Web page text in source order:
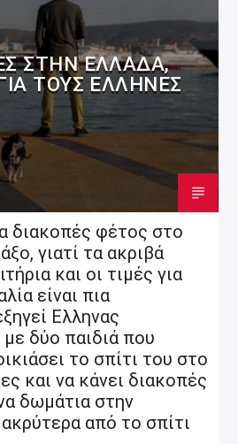
ΣΤΗΝ ΕΛΛΆΔΑ,
ΤΟΥΣ ΈΛΛΗΝΕΣ
διακοπές φέτος στο
γιατί τα ακριβά
και οι τιμές για
είναι πια
Ελληνας
με δύο παιδιά που
το σπίτι του στο
και να κάνει διακοπές
δωμάτια στην
από το σπίτι